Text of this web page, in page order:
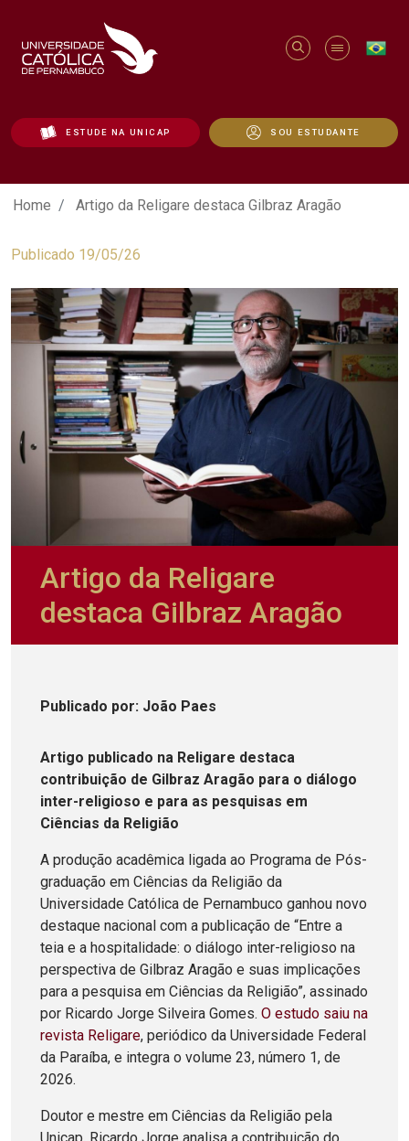
ESTUDE NA UNICAP SOU ESTUDANTE
Artigo da Religare destaca Gilbraz
Home Artigo da Religare destaca Gilbraz Aragão
Publicado 19/05/26
Artigo da Religare
destaca Gilbraz Aragão
Publicado por: João Paes
Artigo publicado na Religare destaca
contribuição de Gilbraz Aragão para o diálogo
inter-religioso e para as pesquisas em
Ciências da Religião
A produção acadêmica ligada ao Programa de Pós-
graduação em Ciências da Religião da
Universidade Católica de Pernambuco ganhou novo
destaque nacional com a publicação de “Entre a
teia e a hospitalidade: o diálogo inter-religioso na
perspectiva de Gilbraz Aragão e suas implicações
para a pesquisa em Ciências da Religião”, assinado
por Ricardo Jorge Silveira Gomes. O estudo saiu na
revista Religare, periódico da Universidade Federal
da Paraíba, e integra o volume 23, número 1, de
2026.
Doutor e mestre em Ciências da Religião pela